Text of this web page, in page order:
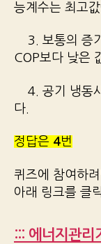
능계수는 최고
3. 보통의 증
COP보다 낮은
4. 공기 냉동
다.
정답은 4번
퀴즈에 참여하
아래 링크를 클
::: 에너지관